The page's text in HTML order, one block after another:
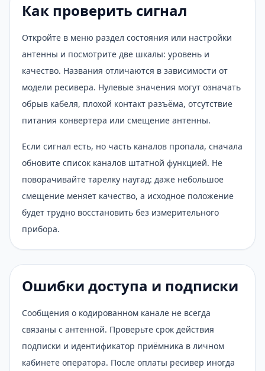
Как проверить сигнал
Откройте в меню раздел состояния или настройки
антенны и посмотрите две шкалы: уровень и
качество. Названия отличаются в зависимости от
модели ресивера. Нулевые значения могут означать
обрыв кабеля, плохой контакт разъёма, отсутствие
питания конвертера или смещение антенны.
Если сигнал есть, но часть каналов пропала, сначала
обновите список каналов штатной функцией. Не
поворачивайте тарелку наугад: даже небольшое
смещение меняет качество, а исходное положение
будет трудно восстановить без измерительного
прибора.
Ошибки доступа и подписки
Сообщения о кодированном канале не всегда
связаны с антенной. Проверьте срок действия
подписки и идентификатор приёмника в личном
кабинете оператора. После оплаты ресивер иногда